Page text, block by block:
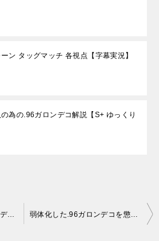
ン タッグマッチ 各視点【字幕実況】
為の.96ガロンデコ解説【S+ ゆっくり
勝てない人の為の.96ガロンデコ解説【S+ ゆっくり実況】 弱体化した.96ガロンデコを懲りずに使ってみる動画【S+ ゆっくり実況】